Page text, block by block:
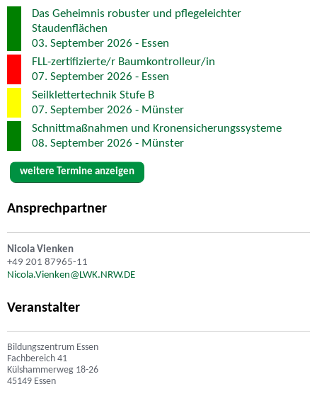
Das Geheimnis robuster und pflegeleichter
Staudenflächen
03. September 2026 - Essen
FLL-zertifizierte/r Baumkontrolleur/in
07. September 2026 - Essen
Seilklettertechnik Stufe B
07. September 2026 - Münster
Schnittmaßnahmen und Kronensicherungssysteme
08. September 2026 - Münster
weitere Termine anzeigen
Ansprechpartner
Nicola Vienken
+49 201 87965-11
Nicola.Vienken@LWK.NRW.DE
Veranstalter
Bildungszentrum Essen
Fachbereich 41
Külshammerweg 18-26
45149 Essen